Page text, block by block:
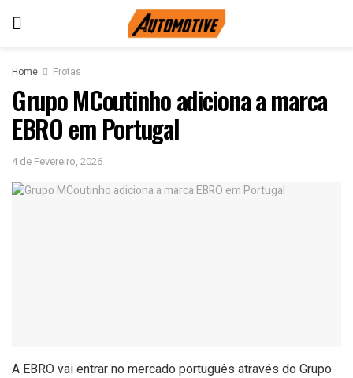
Home Frotas
Grupo MCoutinho adiciona a marca
EBRO em Portugal
4 de Fevereiro, 2026
A EBRO vai entrar no mercado português através do Grupo